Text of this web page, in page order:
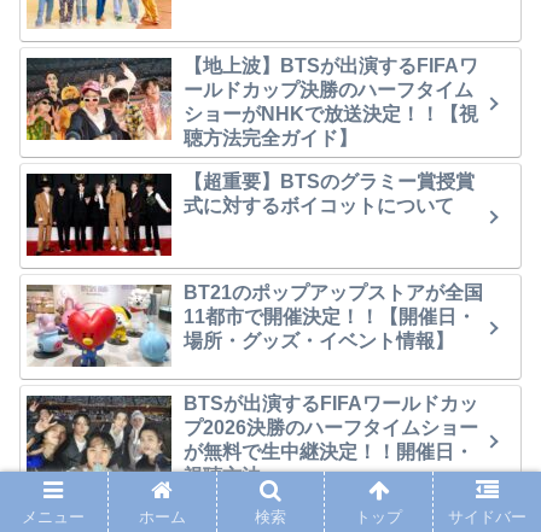
【地上波】BTSが出演するFIFAワ
ールドカップ決勝のハーフタイム
ショーがNHKで放送決定！！【視
聴方法完全ガイド】
【超重要】BTSのグラミー賞授賞
式に対するボイコットについて
BT21のポップアップストアが全国
11都市で開催決定！！【開催日・
場所・グッズ・イベント情報】
BTSが出演するFIFAワールドカッ
プ2026決勝のハーフタイムショー
が無料で生中継決定！！開催日・
視聴方法
BTSのリアルバラエティ番組「In
メニュー ホーム 検索 トップ サイドバー